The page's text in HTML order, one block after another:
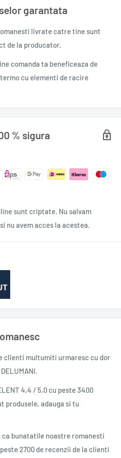
face parte din Complexul anti-age
Rezervorul de tinereţe
garantata
livrate catre tine sunt
de la producator.
comanda ta beneficeaza de
cu elementi de racire
% sigura
sunt criptate. Nu salvam
nu avem acces la acestea.
clienti multumiti urmaresc cu dor
4,4 / 5,0 cu peste 3400
produsele, adauga si tu
ca bunatatile noastre romanesti
2700 de recenzii de la clienti